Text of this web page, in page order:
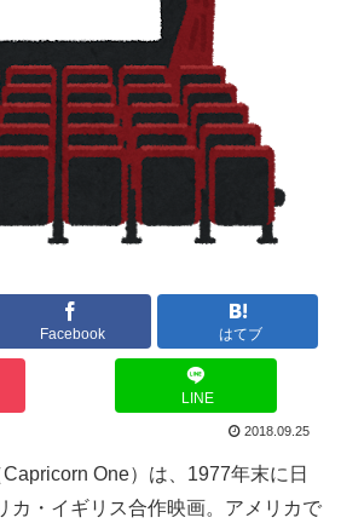
Facebook はてブ
LINE
2018.09.25
Capricorn One）は、1977年末に日
カ・イギリス合作映画。アメリカで